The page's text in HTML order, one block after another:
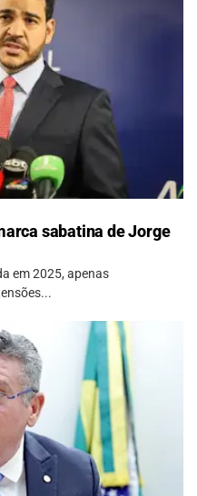
sabatina de Jorge
em 2025, apenas